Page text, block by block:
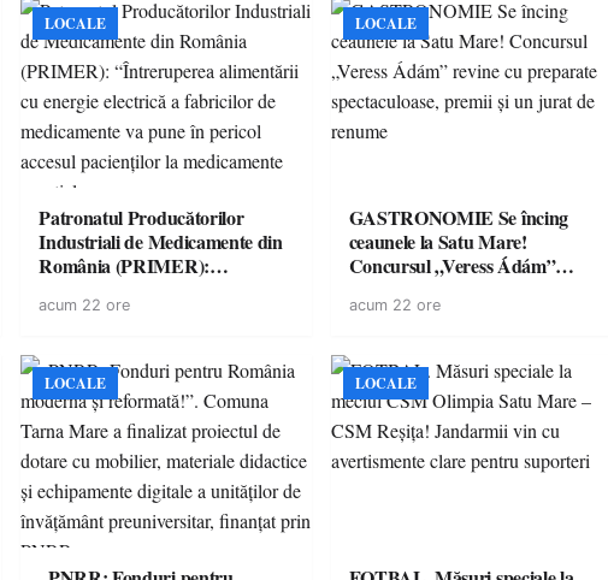
LOCALE
Patronatul Producătorilor
Industriali de Medicamente din
România (PRIMER):
energie electrică a fabricilor de
accesul pacienților la
medicamente esențiale
acum 22 ore
LOCALE
GASTRONOMIE Se încing
ceaunele la Satu Mare!
Concursul „Veress Ádám”
spectaculoase, premii și un jurat
acum 22 ore
LOCALE LOCALE